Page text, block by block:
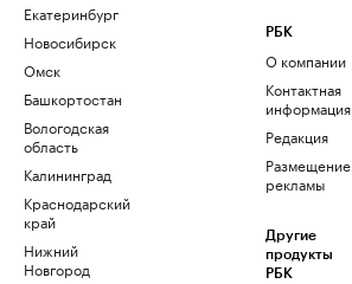
Екатеринбург
Новосибирск
Омск
Башкортостан
Вологодская
область
Калининград
Краснодарский
край
Нижний
Новгород
РБК
О компании
Контактная
информация
Редакция
Размещение
рекламы
Другие
продукты
РБК